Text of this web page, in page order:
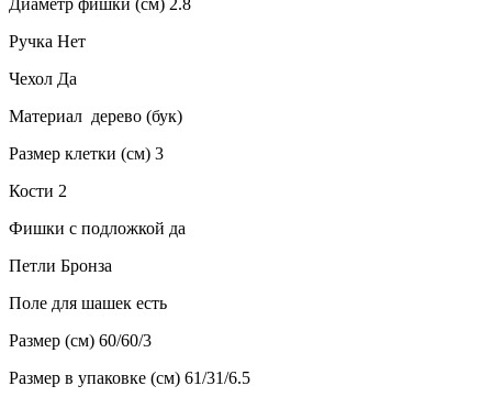
Ручка Нет
Чехол Да
Материал дерево (бук)
Размер клетки (см) 3
Кости 2
Фишки с подложкой да
Петли Бронза
Поле для шашек есть
Размер (см) 60/60/3
Размер в упаковке (см) 61/31/6.5